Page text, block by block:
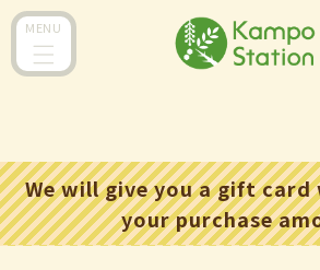
跳到内
容
MENU
We will give you a gift
your purchase